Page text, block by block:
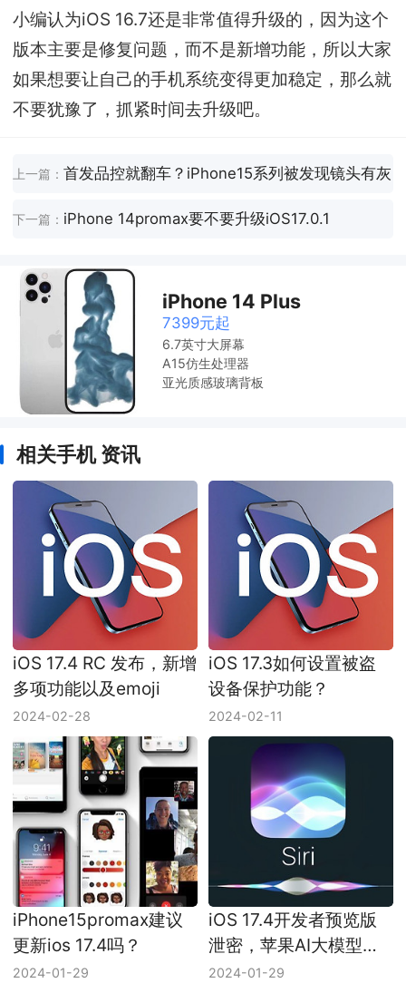
小编认为iOS 16.7还是非常值得升级的，因为这个
版本主要是修复问题，而不是新增功能，所以大家
如果想要让自己的手机系统变得更加稳定，那么就
不要犹豫了，抓紧时间去升级吧。
上一篇：首发品控就翻车？iPhone15系列被发现镜头有灰
下一篇： iPhone 14promax要不要升级iOS17.0.1
iPhone 14 Plus
7399元起
6.7英寸大屏幕
A15仿生处理器
亚光质感玻璃背板
相关手机 资讯
iOS 17.4 RC 发布，新增
多项功能以及emoji
2024-02-28
iOS 17.3如何设置被盗
设备保护功能？
2024-02-11
iPhone15promax建议
更新ios 17.4吗？
2024-01-29
iOS 17.4开发者预览版
泄密，苹果AI大模型已
经落后？
2024-01-29